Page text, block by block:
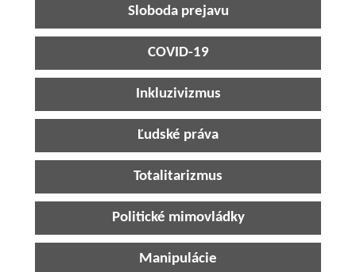
Sloboda prejavu
COVID-19
Inkluzivizmus
Ľudské práva
Totalitarizmus
Politické mimovládky
Manipulácie